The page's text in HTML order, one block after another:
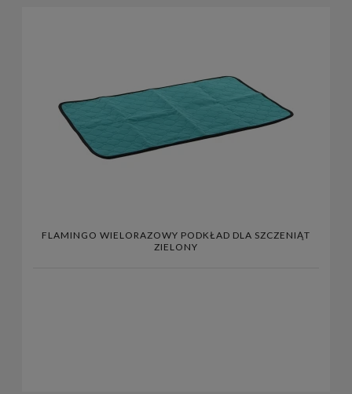
FLAMINGO WIELORAZOWY PODKŁAD DLA SZCZENIĄT
ZIELONY